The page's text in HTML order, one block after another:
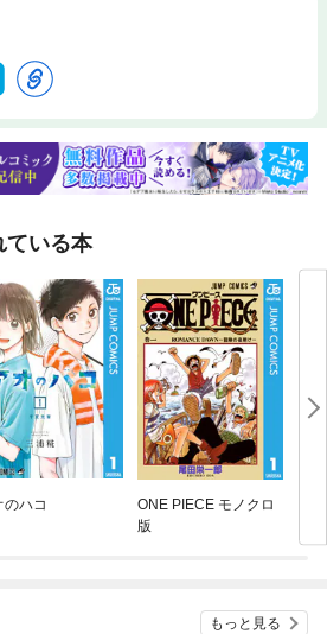
ている本
のハコ
ONE PIECE モノクロ
版
もっと見る